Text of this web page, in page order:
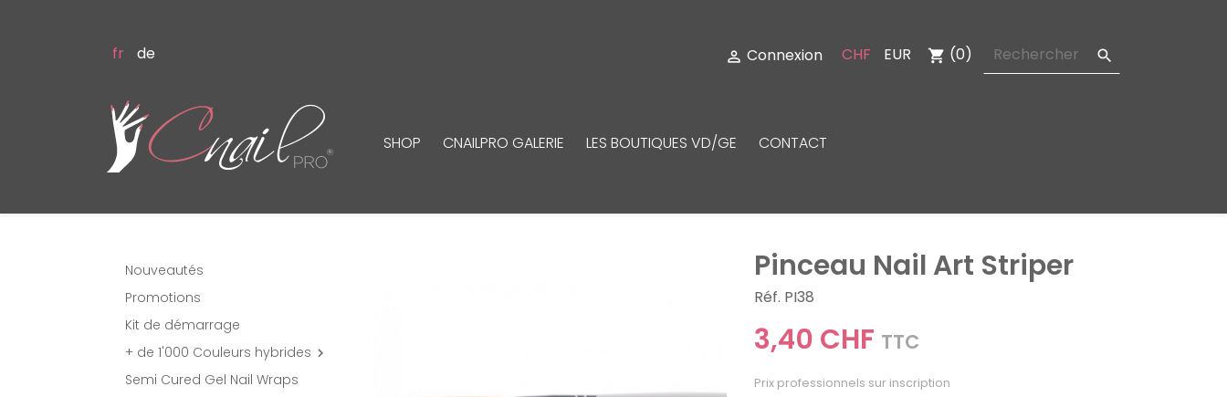
fr de  Connexion CHF EUR shopping_cart (0) 
SHOP CNAILPRO GALERIE LES BOUTIQUES VD/GE CONTACT
Nouveautés
Promotions
Kit de démarrage
+ de 1'000 Couleurs hybrides 
Semi Cured Gel Nail Wraps
Pinceau Nail Art Striper
Réf. PI38
3,40 CHF TTC
Prix professionnels sur inscription